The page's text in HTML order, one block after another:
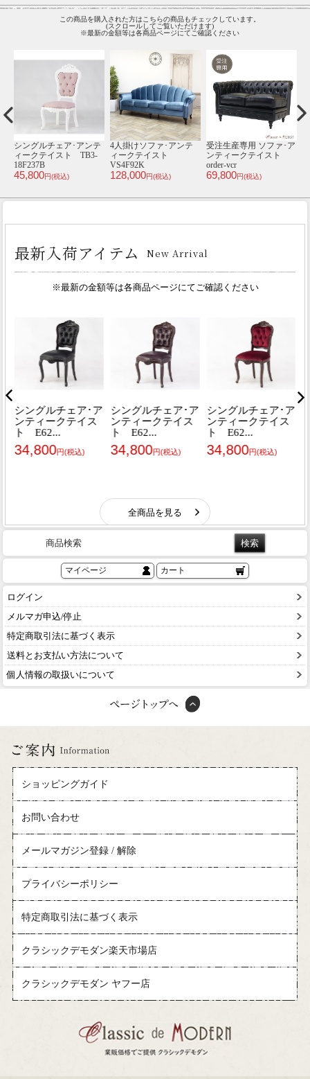
この商品を購入された方はこちらの商品もチェックしています。
(スクロールしてご覧いただけます)
※最新の金額等は各商品ページにてご確認ください
受注生産専用 ソファ･ア
ンティークテイスト
order-vs4
128,000円(税込)
1人掛けソファ･アンテ
ィークテイスト
VS1F222K
46,800円(税込)
2人掛けソファ･アンテ
ィークテイスト
VC2P30K
74,800円(税込)
商品検索
マイページ カート
ログイン
メルマガ申込/停止
特定商取引法に基づく表示
送料とお支払い方法について
個人情報の取扱いについて
ショッピングガイド
お問い合わせ
メールマガジン登録 / 解除
プライバシーポリシー
特定商取引法に基づく表示
クラシックデモダン楽天市場店
クラシックデモダン ヤフー店